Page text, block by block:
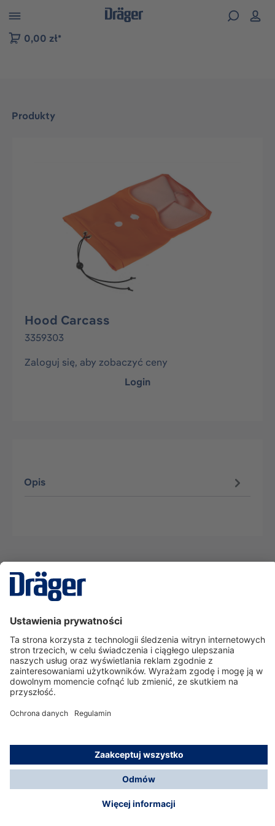
do nawigacji na platformie B2B
0,00 zł*
Produkty
Hood Carcass
3359303
Zaloguj się, aby zobaczyć ceny
Login
Opis
Serwisowa linia hotline
O nas
Korzystanie ze sklepu
© Dräger Polska Sp. z o.o., 2025
*Wszystkie ceny bez VAT, na warunkach opisanych w